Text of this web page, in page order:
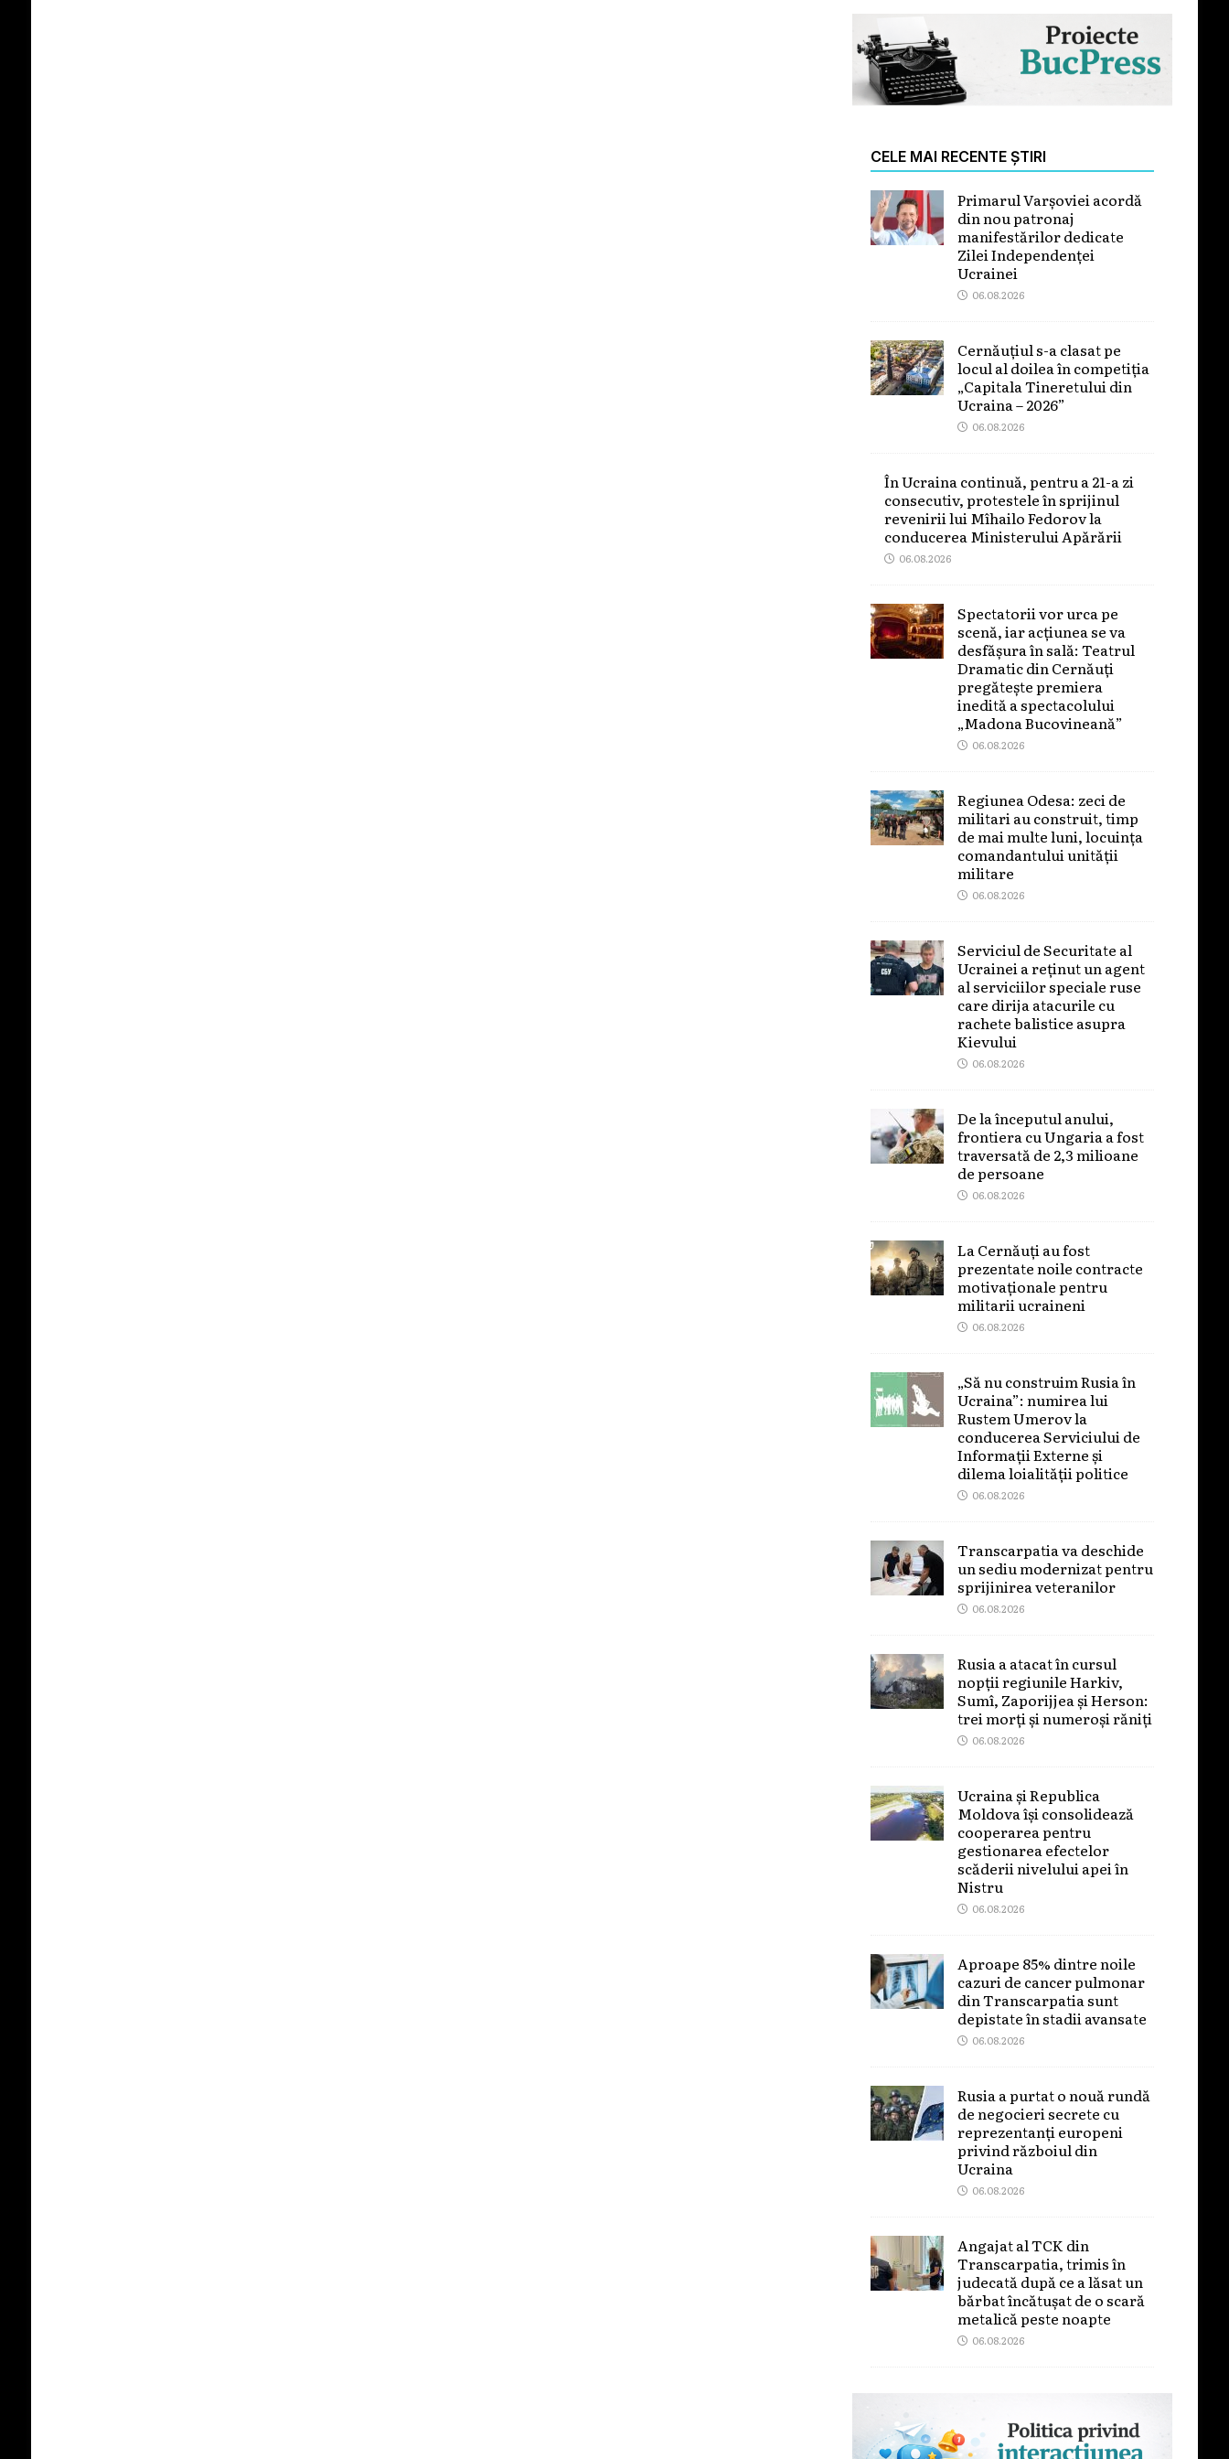
CELE MAI RECENTE ȘTIRI
Primarul Varșoviei acordă
din nou patronaj
manifestărilor dedicate
Zilei Independenței
Ucrainei
06.08.2026
Cernăuțiul s-a clasat pe
locul al doilea în competiția
„Capitala Tineretului din
Ucraina – 2026”
06.08.2026
În Ucraina continuă, pentru a 21-a zi
consecutiv, protestele în sprijinul
revenirii lui Mîhailo Fedorov la
conducerea Ministerului Apărării
06.08.2026
Spectatorii vor urca pe
scenă, iar acțiunea se va
desfășura în sală: Teatrul
Dramatic din Cernăuți
pregătește premiera
inedită a spectacolului
„Madona Bucovineană”
06.08.2026
Regiunea Odesa: zeci de
militari au construit, timp
de mai multe luni, locuința
comandantului unității
militare
06.08.2026
Serviciul de Securitate al
Ucrainei a reținut un agent
al serviciilor speciale ruse
care dirija atacurile cu
rachete balistice asupra
Kievului
06.08.2026
De la începutul anului,
frontiera cu Ungaria a fost
traversată de 2,3 milioane
de persoane
06.08.2026
La Cernăuți au fost
prezentate noile contracte
motivaționale pentru
militarii ucraineni
06.08.2026
„Să nu construim Rusia în
Ucraina”: numirea lui
Rustem Umerov la
conducerea Serviciului de
Informații Externe și
dilema loialității politice
06.08.2026
Transcarpatia va deschide
un sediu modernizat pentru
sprijinirea veteranilor
06.08.2026
Rusia a atacat în cursul
nopții regiunile Harkiv,
Sumî, Zaporijjea și Herson:
trei morți și numeroși răniți
06.08.2026
Ucraina și Republica
Moldova își consolidează
cooperarea pentru
gestionarea efectelor
scăderii nivelului apei în
Nistru
06.08.2026
Aproape 85% dintre noile
cazuri de cancer pulmonar
din Transcarpatia sunt
depistate în stadii avansate
06.08.2026
Rusia a purtat o nouă rundă
de negocieri secrete cu
reprezentanți europeni
privind războiul din
Ucraina
06.08.2026
Angajat al TCK din
Transcarpatia, trimis în
judecată după ce a lăsat un
bărbat încătușat de o scară
metalică peste noapte
06.08.2026